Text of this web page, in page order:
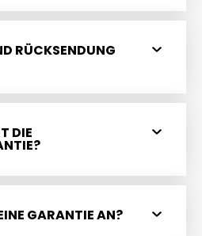
RÜCKSENDUNG
DIE
GARANTIE AN?